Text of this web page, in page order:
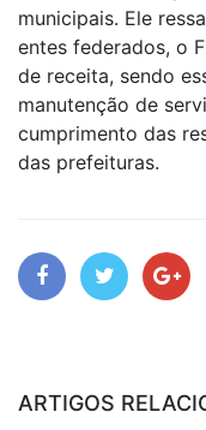
municipais. Ele
entes federados, o
de receita, sendo
manutenção de
cumprimento das
das prefeituras.
ARTIGOS